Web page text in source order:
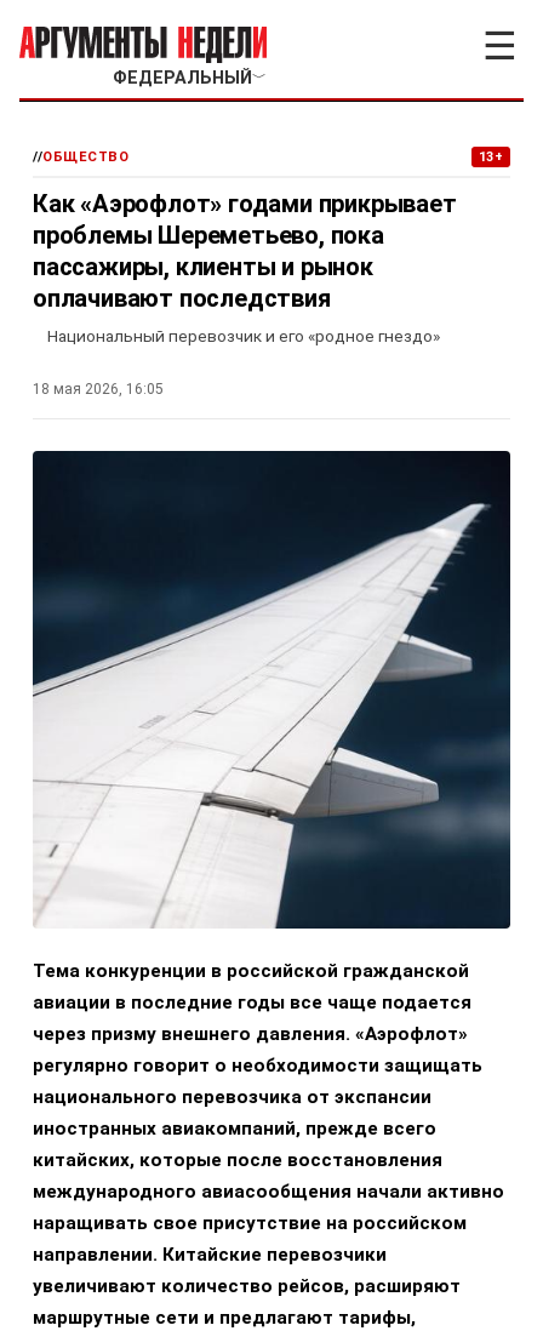
ФЕДЕРАЛЬНЫЙ ﹀
☰
//ОБЩЕСТВО 13+
Как «Аэрофлот» годами прикрывает
проблемы Шереметьево, пока
пассажиры, клиенты и рынок
оплачивают последствия
Национальный перевозчик и его «родное гнездо»
18 мая 2026, 16:05
Тема конкуренции в российской гражданской
авиации в последние годы все чаще подается
через призму внешнего давления. «Аэрофлот»
регулярно говорит о необходимости защищать
национального перевозчика от экспансии
иностранных авиакомпаний, прежде всего
китайских, которые после восстановления
международного авиасообщения начали активно
наращивать свое присутствие на российском
направлении. Китайские перевозчики
увеличивают количество рейсов, расширяют
маршрутные сети и предлагают тарифы,